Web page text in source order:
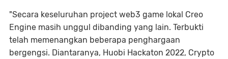
"Secara keseluruhan project web3 game lokal Creo
Engine masih unggul dibanding yang lain. Terbukti
telah memenangkan beberapa penghargaan
bergengsi. Diantaranya, Huobi Hackaton 2022, Crypto